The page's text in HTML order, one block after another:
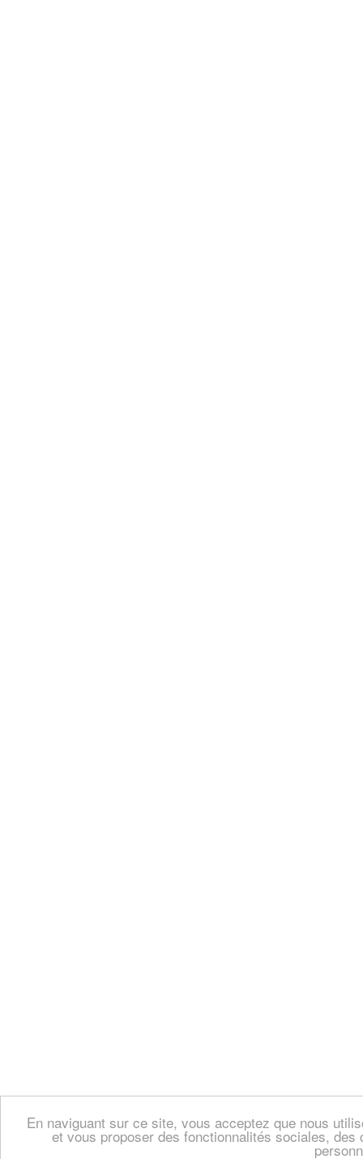
En naviguant sur ce site, vous acceptez que nous
et vous proposer des fonctionnalités sociales,